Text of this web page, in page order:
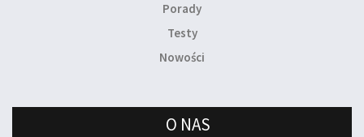
Porady
Testy
Nowości
O NAS